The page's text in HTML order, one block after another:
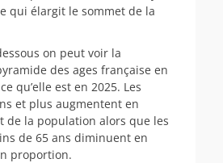
qui élargit le sommet de la
on peut voir la
des ages française en
qu’elle est en 2025. Les
et plus augmentent en
de la population alors que les
de 65 ans diminuent en
proportion.